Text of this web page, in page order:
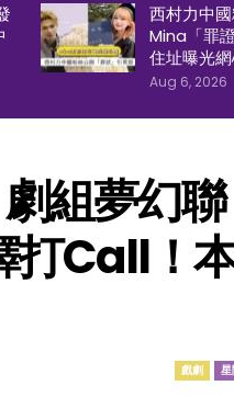
西村力中
Mina「罪
住址曝光網
Aug 6, 2026
組夢幻聯
打Call！
戲劇